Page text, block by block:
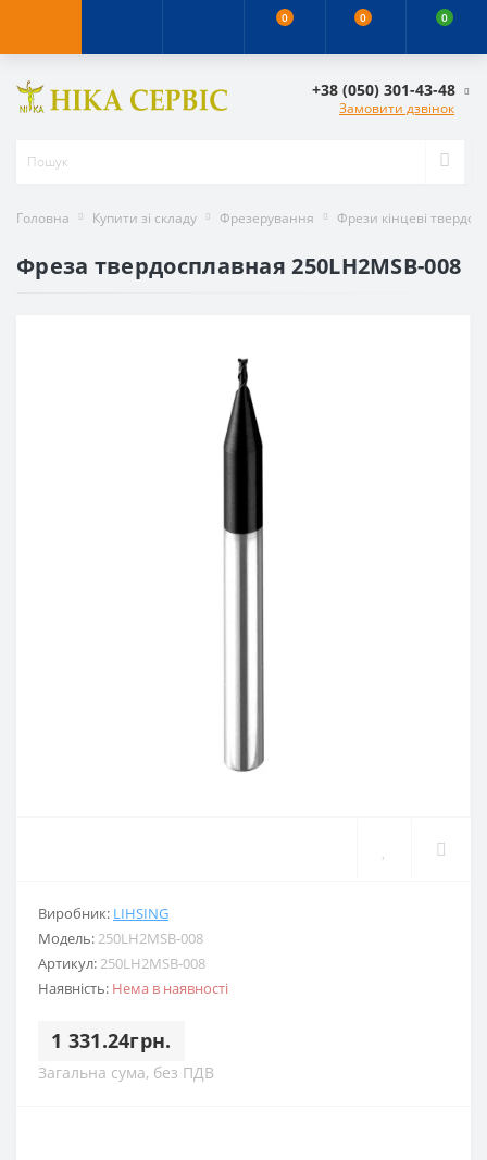
0 0 0
+38 (050) 301-43-48
Замовити дзвінок
Головна Купити зі складу Фрезерування Фрези кінцеві
Фреза твердосплавная 250LH2MSB-008
Виробник: LIHSING
Модель:250LH2MSB-008
Артикул:250LH2MSB-008
Наявність: Нема в наявності
1 331.24грн.
Загальна сума, без ПДВ